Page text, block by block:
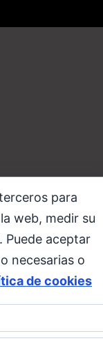
para
web, medir su
Puede aceptar
necesarias o
de cookies